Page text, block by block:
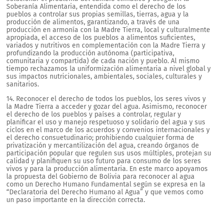
Soberanía Alimentaria, entendida como el derecho de los
pueblos a controlar sus propias semillas, tierras, agua y la
producción de alimentos, garantizando, a través de una
producción en armonía con la Madre Tierra, local y culturalmente
apropiada, el acceso de los pueblos a alimentos suficientes,
variados y nutritivos en complementación con la Madre Tierra y
profundizando la producción autónoma (participativa,
comunitaria y compartida) de cada nación y pueblo. Al mismo
tiempo rechazamos la uniformización alimentaria a nivel global y
sus impactos nutricionales, ambientales, sociales, culturales y
sanitarios.
14. Reconocer el derecho de todos los pueblos, los seres vivos y
la Madre Tierra a acceder y gozar del agua. Asimismo, reconocer
el derecho de los pueblos y países a controlar, regular y
planificar el uso y manejo respetuoso y solidario del agua y sus
ciclos en el marco de los acuerdos y convenios internacionales y
el derecho consuetudinario; prohibiendo cualquier forma de
privatización y mercantilización del agua, creando órganos de
participación popular que regulen sus usos múltiples, protejan su
calidad y planifiquen su uso futuro para consumo de los seres
vivos y para la producción alimentaria. En este marco apoyamos
la propuesta del Gobierno de Bolivia para reconocer al agua
como un Derecho Humano Fundamental según se expresa en la
“Declaratoria del Derecho Humano al Agua” y que vemos como
un paso importante en la dirección correcta.